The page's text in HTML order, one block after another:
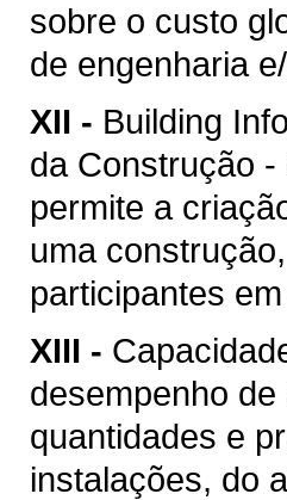
sobre o custo
de engenharia
XII - Building
da Construção
permite a
uma
participantes
XIII -
desempenho
quantidades e
instalações, do